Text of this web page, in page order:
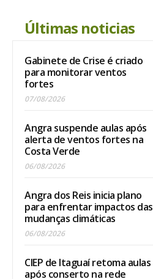
Últimas noticias
Gabinete de Crise é criado
para monitorar ventos
fortes
07/08/2026
Angra suspende aulas após
alerta de ventos fortes na
Costa Verde
06/08/2026
Angra dos Reis inicia plano
para enfrentar impactos das
mudanças climáticas
06/08/2026
CIEP de Itaguaí retoma aulas
após conserto na rede